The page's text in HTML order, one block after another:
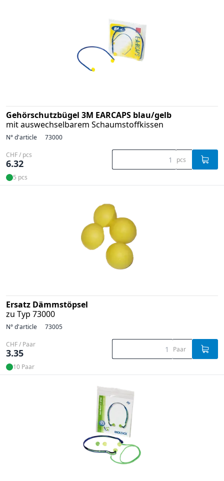
Gehörschutzbügel 3M EARCAPS blau/gelb
mit auswechselbarem Schaumstoffkissen
N° d'article 73000
CHF / pcs
6.32 pcs
5 pcs
Ersatz Dämmstöpsel
zu Typ 73000
N° d'article 73005
CHF / Paar
3.35 Paar
10 Paar